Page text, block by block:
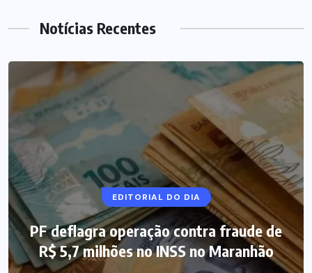
Notícias Recentes
EDITORIAL DO DIA
PF deflagra operação contra fraude de
R$ 5,7 milhões no INSS no Maranhão
NOTÍCIAS DO BRASIL
Mega-Sena 3.041 acumula, e prêmio
estimado chega a R$ 165 milhões